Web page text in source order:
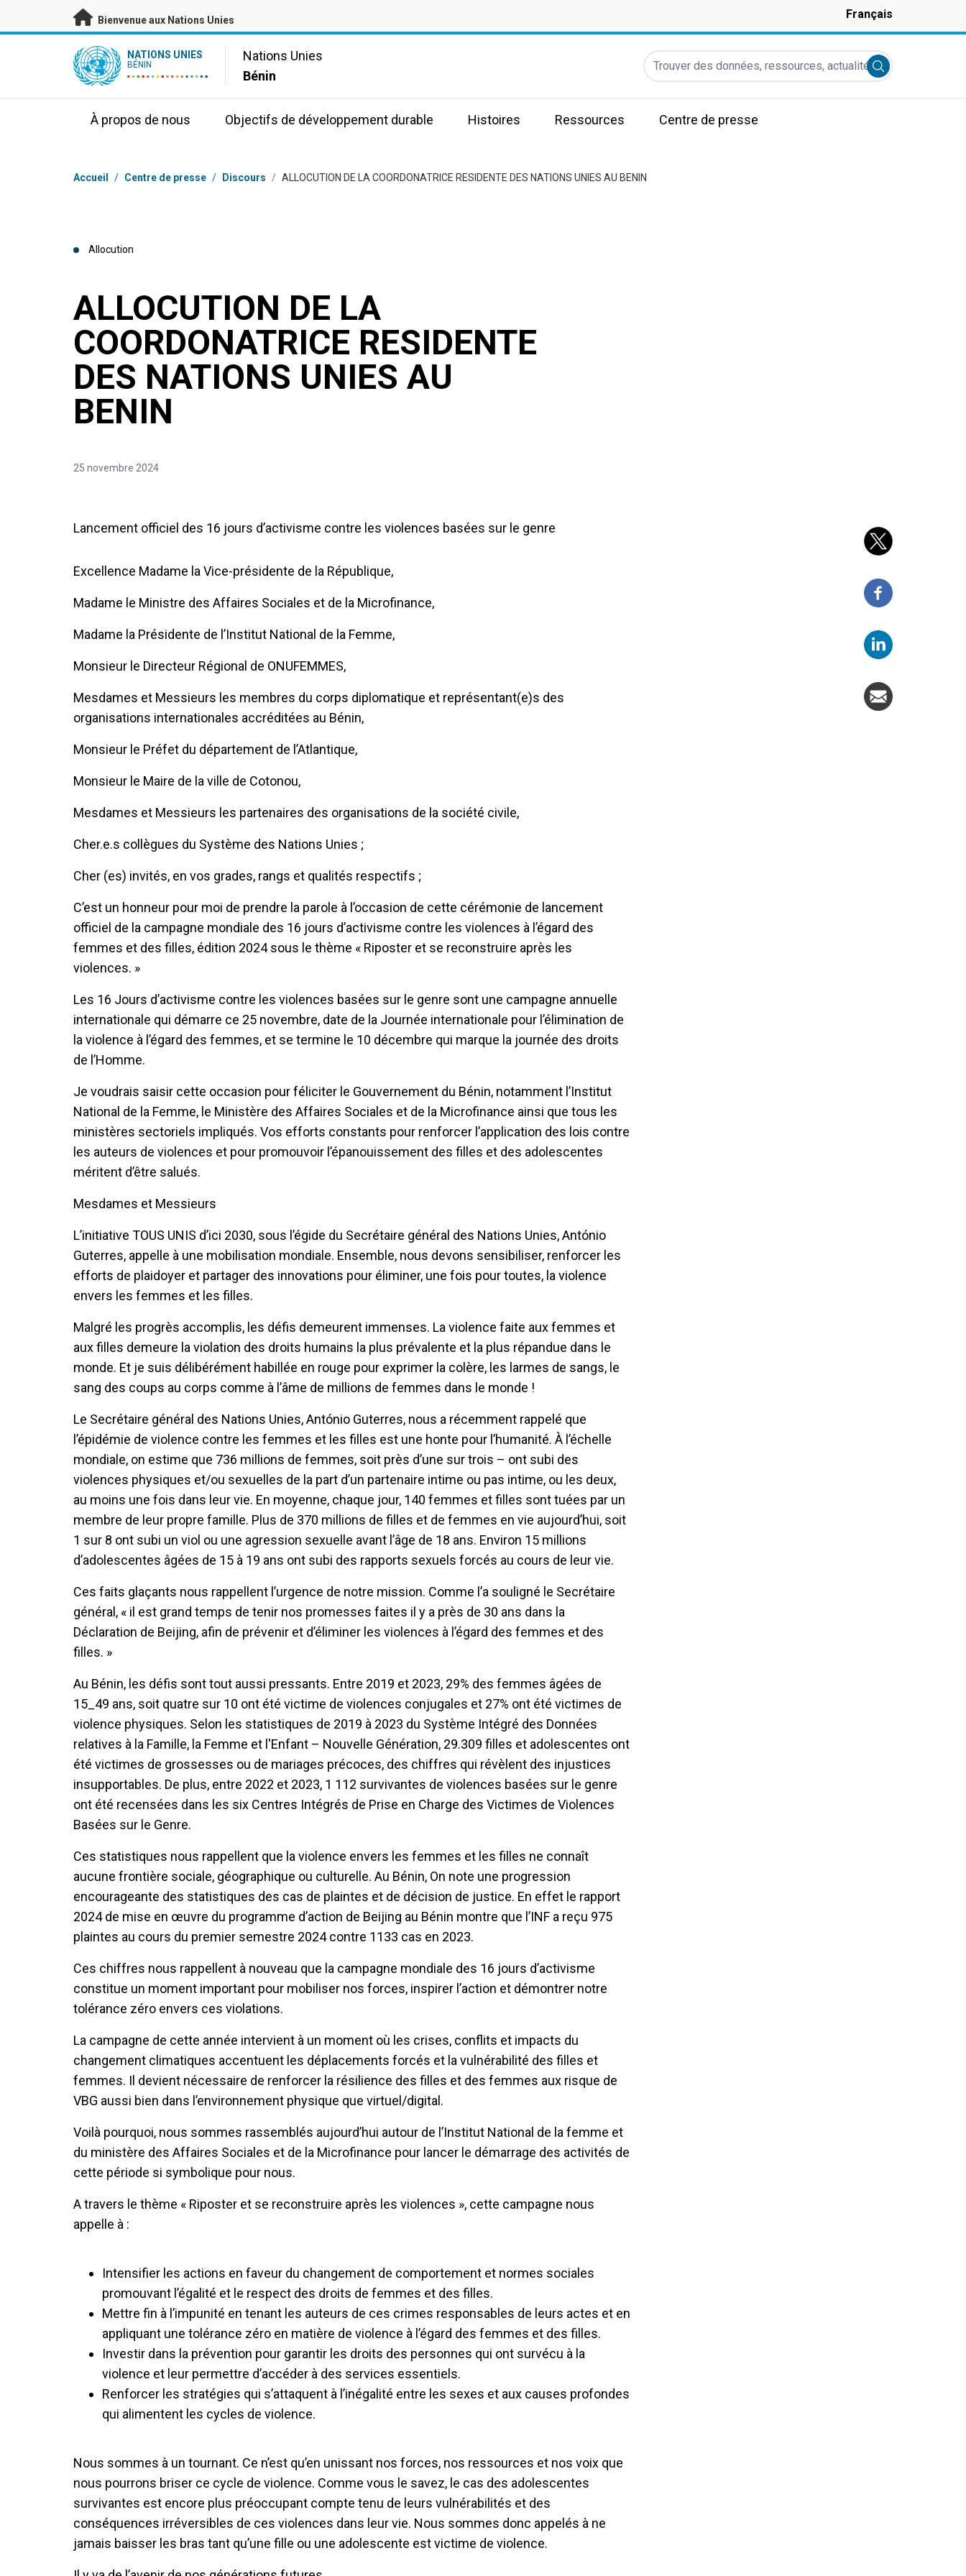
Passer au contenu principal
Bienvenue aux Nations Unies Français
UN Logo NATIONS UNIES
BÉNIN
Nations Unies
Bénin
Trouver des données, ressources, actualités et autres
Submit search
À propos de nous Objectifs de développement durable Histoires Ressources Centre de presse
Fil d'Ariane
Accueil / Centre de presse / Discours / ALLOCUTION DE LA COORDONATRICE RESIDENTE DES NATIONS UNIES AU BENIN
Allocution
ALLOCUTION DE LA
COORDONATRICE RESIDENTE
DES NATIONS UNIES AU
BENIN
25 novembre 2024
Lancement officiel des 16 jours d’activisme contre les violences basées sur le genre
Excellence Madame la Vice-présidente de la République,
Madame le Ministre des Affaires Sociales et de la Microfinance,
Madame la Présidente de l’Institut National de la Femme,
Monsieur le Directeur Régional de ONUFEMMES,
Mesdames et Messieurs les membres du corps diplomatique et représentant(e)s des
organisations internationales accréditées au Bénin,
Monsieur le Préfet du département de l’Atlantique,
Monsieur le Maire de la ville de Cotonou,
Mesdames et Messieurs les partenaires des organisations de la société civile,
Cher.e.s collègues du Système des Nations Unies ;
Cher (es) invités, en vos grades, rangs et qualités respectifs ;
C’est un honneur pour moi de prendre la parole à l’occasion de cette cérémonie de lancement
officiel de la campagne mondiale des 16 jours d’activisme contre les violences à l’égard des
femmes et des filles, édition 2024 sous le thème « Riposter et se reconstruire après les
violences. »
Les 16 Jours d’activisme contre les violences basées sur le genre sont une campagne annuelle
internationale qui démarre ce 25 novembre, date de la Journée internationale pour l’élimination de
la violence à l’égard des femmes, et se termine le 10 décembre qui marque la journée des droits
de l’Homme.
Je voudrais saisir cette occasion pour féliciter le Gouvernement du Bénin, notamment l’Institut
National de la Femme, le Ministère des Affaires Sociales et de la Microfinance ainsi que tous les
ministères sectoriels impliqués. Vos efforts constants pour renforcer l’application des lois contre
les auteurs de violences et pour promouvoir l’épanouissement des filles et des adolescentes
méritent d’être salués.
Mesdames et Messieurs
L’initiative TOUS UNIS d’ici 2030, sous l’égide du Secrétaire général des Nations Unies, António
Guterres, appelle à une mobilisation mondiale. Ensemble, nous devons sensibiliser, renforcer les
efforts de plaidoyer et partager des innovations pour éliminer, une fois pour toutes, la violence
envers les femmes et les filles.
Malgré les progrès accomplis, les défis demeurent immenses. La violence faite aux femmes et
aux filles demeure la violation des droits humains la plus prévalente et la plus répandue dans le
monde. Et je suis délibérément habillée en rouge pour exprimer la colère, les larmes de sangs, le
sang des coups au corps comme à l’âme de millions de femmes dans le monde !
Le Secrétaire général des Nations Unies, António Guterres, nous a récemment rappelé que
l’épidémie de violence contre les femmes et les filles est une honte pour l’humanité. À l’échelle
mondiale, on estime que 736 millions de femmes, soit près d’une sur trois – ont subi des
violences physiques et/ou sexuelles de la part d’un partenaire intime ou pas intime, ou les deux,
au moins une fois dans leur vie. En moyenne, chaque jour, 140 femmes et filles sont tuées par un
membre de leur propre famille. Plus de 370 millions de filles et de femmes en vie aujourd’hui, soit
1 sur 8 ont subi un viol ou une agression sexuelle avant l’âge de 18 ans. Environ 15 millions
d’adolescentes âgées de 15 à 19 ans ont subi des rapports sexuels forcés au cours de leur vie.
Ces faits glaçants nous rappellent l’urgence de notre mission. Comme l’a souligné le Secrétaire
général, « il est grand temps de tenir nos promesses faites il y a près de 30 ans dans la
Déclaration de Beijing, afin de prévenir et d’éliminer les violences à l’égard des femmes et des
filles. »
Au Bénin, les défis sont tout aussi pressants. Entre 2019 et 2023, 29% des femmes âgées de
15_49 ans, soit quatre sur 10 ont été victime de violences conjugales et 27% ont été victimes de
violence physiques. Selon les statistiques de 2019 à 2023 du Système Intégré des Données
relatives à la Famille, la Femme et l'Enfant – Nouvelle Génération, 29.309 filles et adolescentes ont
été victimes de grossesses ou de mariages précoces, des chiffres qui révèlent des injustices
insupportables. De plus, entre 2022 et 2023, 1 112 survivantes de violences basées sur le genre
ont été recensées dans les six Centres Intégrés de Prise en Charge des Victimes de Violences
Basées sur le Genre.
Ces statistiques nous rappellent que la violence envers les femmes et les filles ne connaît
aucune frontière sociale, géographique ou culturelle. Au Bénin, On note une progression
encourageante des statistiques des cas de plaintes et de décision de justice. En effet le rapport
2024 de mise en œuvre du programme d’action de Beijing au Bénin montre que l’INF a reçu 975
plaintes au cours du premier semestre 2024 contre 1133 cas en 2023.
Ces chiffres nous rappellent à nouveau que la campagne mondiale des 16 jours d’activisme
constitue un moment important pour mobiliser nos forces, inspirer l’action et démontrer notre
tolérance zéro envers ces violations.
La campagne de cette année intervient à un moment où les crises, conflits et impacts du
changement climatiques accentuent les déplacements forcés et la vulnérabilité des filles et
femmes. Il devient nécessaire de renforcer la résilience des filles et des femmes aux risque de
VBG aussi bien dans l’environnement physique que virtuel/digital.
Voilà pourquoi, nous sommes rassemblés aujourd’hui autour de l’Institut National de la femme et
du ministère des Affaires Sociales et de la Microfinance pour lancer le démarrage des activités de
cette période si symbolique pour nous.
A travers le thème « Riposter et se reconstruire après les violences », cette campagne nous
appelle à :
Intensifier les actions en faveur du changement de comportement et normes sociales
promouvant l’égalité et le respect des droits de femmes et des filles.
Mettre fin à l’impunité en tenant les auteurs de ces crimes responsables de leurs actes et en
appliquant une tolérance zéro en matière de violence à l’égard des femmes et des filles.
Investir dans la prévention pour garantir les droits des personnes qui ont survécu à la
violence et leur permettre d’accéder à des services essentiels.
Renforcer les stratégies qui s’attaquent à l’inégalité entre les sexes et aux causes profondes
qui alimentent les cycles de violence.
Nous sommes à un tournant. Ce n’est qu’en unissant nos forces, nos ressources et nos voix que
nous pourrons briser ce cycle de violence. Comme vous le savez, le cas des adolescentes
survivantes est encore plus préoccupant compte tenu de leurs vulnérabilités et des
conséquences irréversibles de ces violences dans leur vie. Nous sommes donc appelés à ne
jamais baisser les bras tant qu’une fille ou une adolescente est victime de violence.